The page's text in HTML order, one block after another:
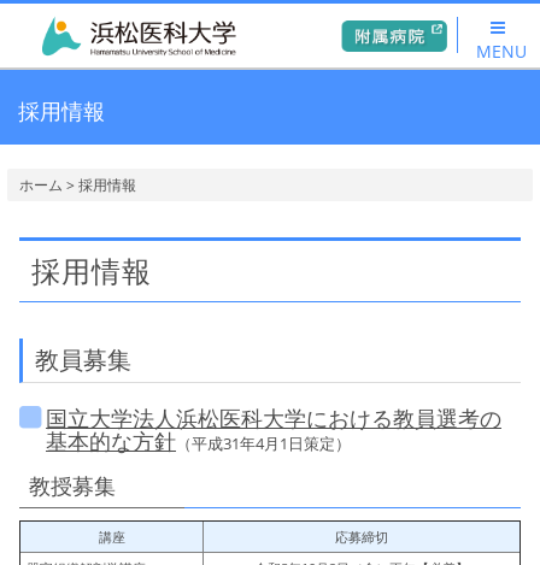
MENU
採用情報
ホーム > 採用情報
採用情報
教員募集
国立大学法人浜松医科大学における教員選考の
基本的な方針 （平成31年4月1日策定）
教授募集
講座
応募締切